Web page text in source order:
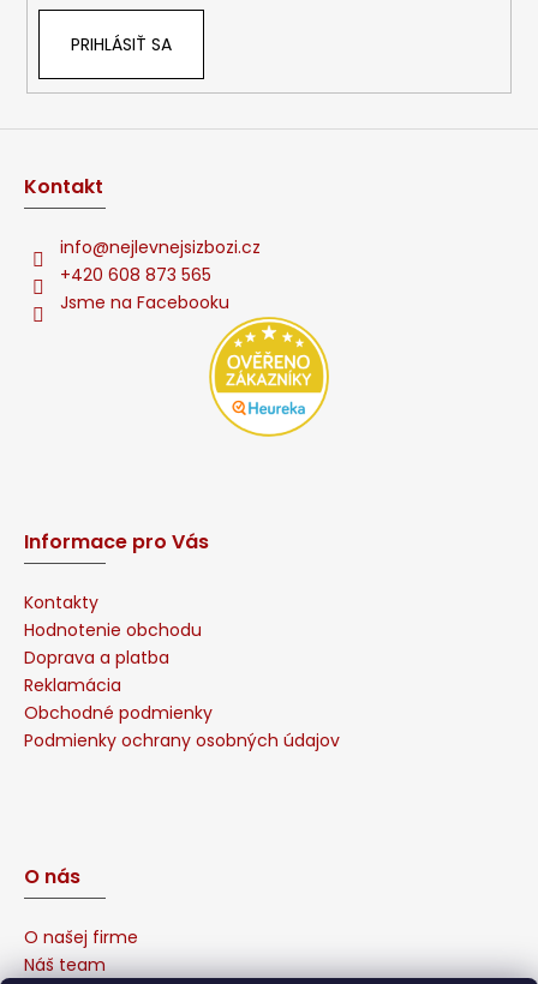
PRIHLÁSIŤ SA
Kontakt
info@nejlevnejsizbozi.cz
+420 608 873 565
Jsme na Facebooku
Informace pro Vás
Kontakty
Hodnotenie obchodu
Doprava a platba
Reklamácia
Obchodné podmienky
Podmienky ochrany osobných údajov
O nás
O našej firme
Náš team